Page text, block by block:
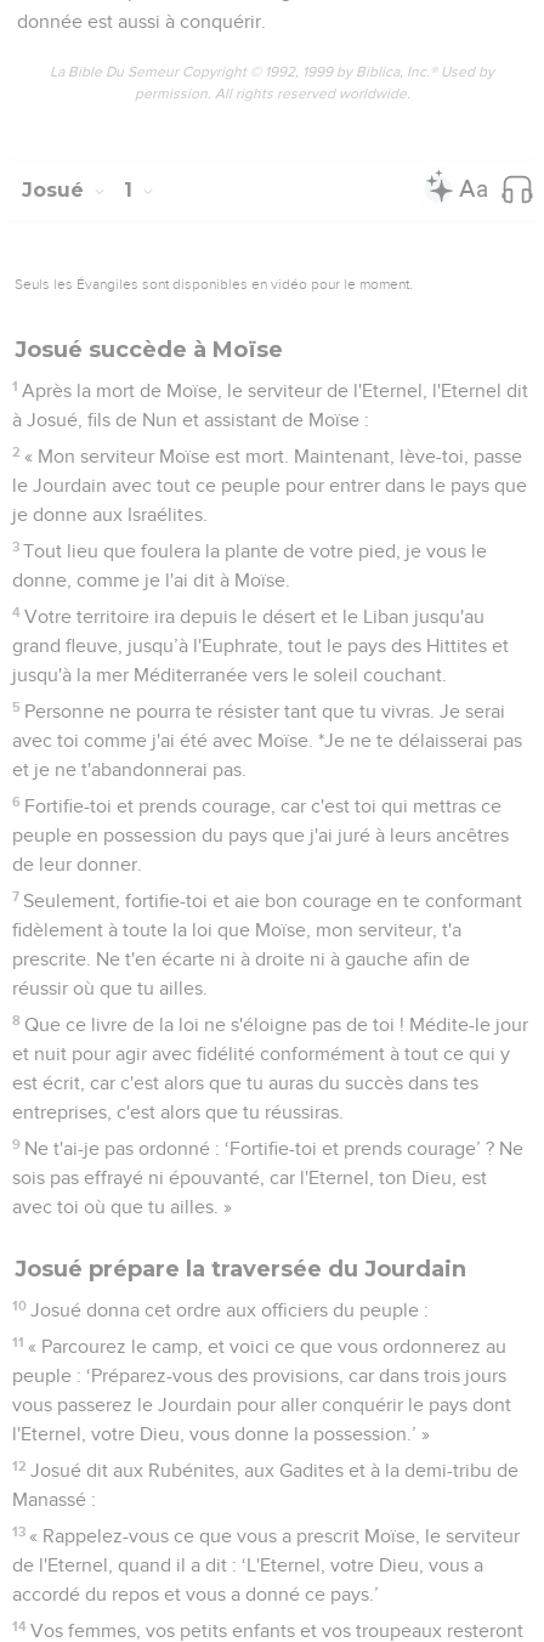
donnée est aussi à conquérir.
La Bible Du Semeur Copyright © 1992, 1999 by Biblica, Inc.® Used by
permission. All rights reserved worldwide.
Josué 1
Seuls les Évangiles sont disponibles en vidéo pour le moment.
Josué succède à Moïse
1 Après la mort de Moïse, le serviteur de l'Eternel, l'Eternel dit
à Josué, fils de Nun et assistant de Moïse :
2 « Mon serviteur Moïse est mort. Maintenant, lève-toi, passe
le Jourdain avec tout ce peuple pour entrer dans le pays que
je donne aux Israélites.
3 Tout lieu que foulera la plante de votre pied, je vous le
donne, comme je l'ai dit à Moïse.
4 Votre territoire ira depuis le désert et le Liban jusqu'au
grand fleuve, jusqu’à l'Euphrate, tout le pays des Hittites et
jusqu'à la mer Méditerranée vers le soleil couchant.
5 Personne ne pourra te résister tant que tu vivras. Je serai
avec toi comme j'ai été avec Moïse. *Je ne te délaisserai pas
et je ne t'abandonnerai pas.
6 Fortifie-toi et prends courage, car c'est toi qui mettras ce
peuple en possession du pays que j'ai juré à leurs ancêtres
de leur donner.
7 Seulement, fortifie-toi et aie bon courage en te conformant
fidèlement à toute la loi que Moïse, mon serviteur, t'a
prescrite. Ne t'en écarte ni à droite ni à gauche afin de
réussir où que tu ailles.
8 Que ce livre de la loi ne s'éloigne pas de toi ! Médite-le jour
et nuit pour agir avec fidélité conformément à tout ce qui y
est écrit, car c'est alors que tu auras du succès dans tes
entreprises, c'est alors que tu réussiras.
9 Ne t'ai-je pas ordonné : ‘Fortifie-toi et prends courage’ ? Ne
sois pas effrayé ni épouvanté, car l'Eternel, ton Dieu, est
avec toi où que tu ailles. »
Josué prépare la traversée du Jourdain
10 Josué donna cet ordre aux officiers du peuple :
11 « Parcourez le camp, et voici ce que vous ordonnerez au
peuple : ‘Préparez-vous des provisions, car dans trois jours
vous passerez le Jourdain pour aller conquérir le pays dont
l'Eternel, votre Dieu, vous donne la possession.’ »
12 Josué dit aux Rubénites, aux Gadites et à la demi-tribu de
Manassé :
13 « Rappelez-vous ce que vous a prescrit Moïse, le serviteur
de l'Eternel, quand il a dit : ‘L'Eternel, votre Dieu, vous a
accordé du repos et vous a donné ce pays.’
14 Vos femmes, vos petits enfants et vos troupeaux resteront